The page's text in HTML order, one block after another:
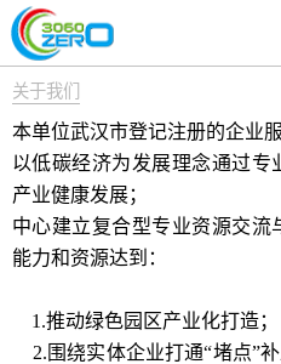
关于我们
本单位武汉市登记注册的企业
以低碳经济为发展理念通过专
产业健康发展；
中心建立复合型专业资源交流
能力和资源达到：
1.推动绿色园区产业化打造；
2.围绕实体企业打通“堵点”